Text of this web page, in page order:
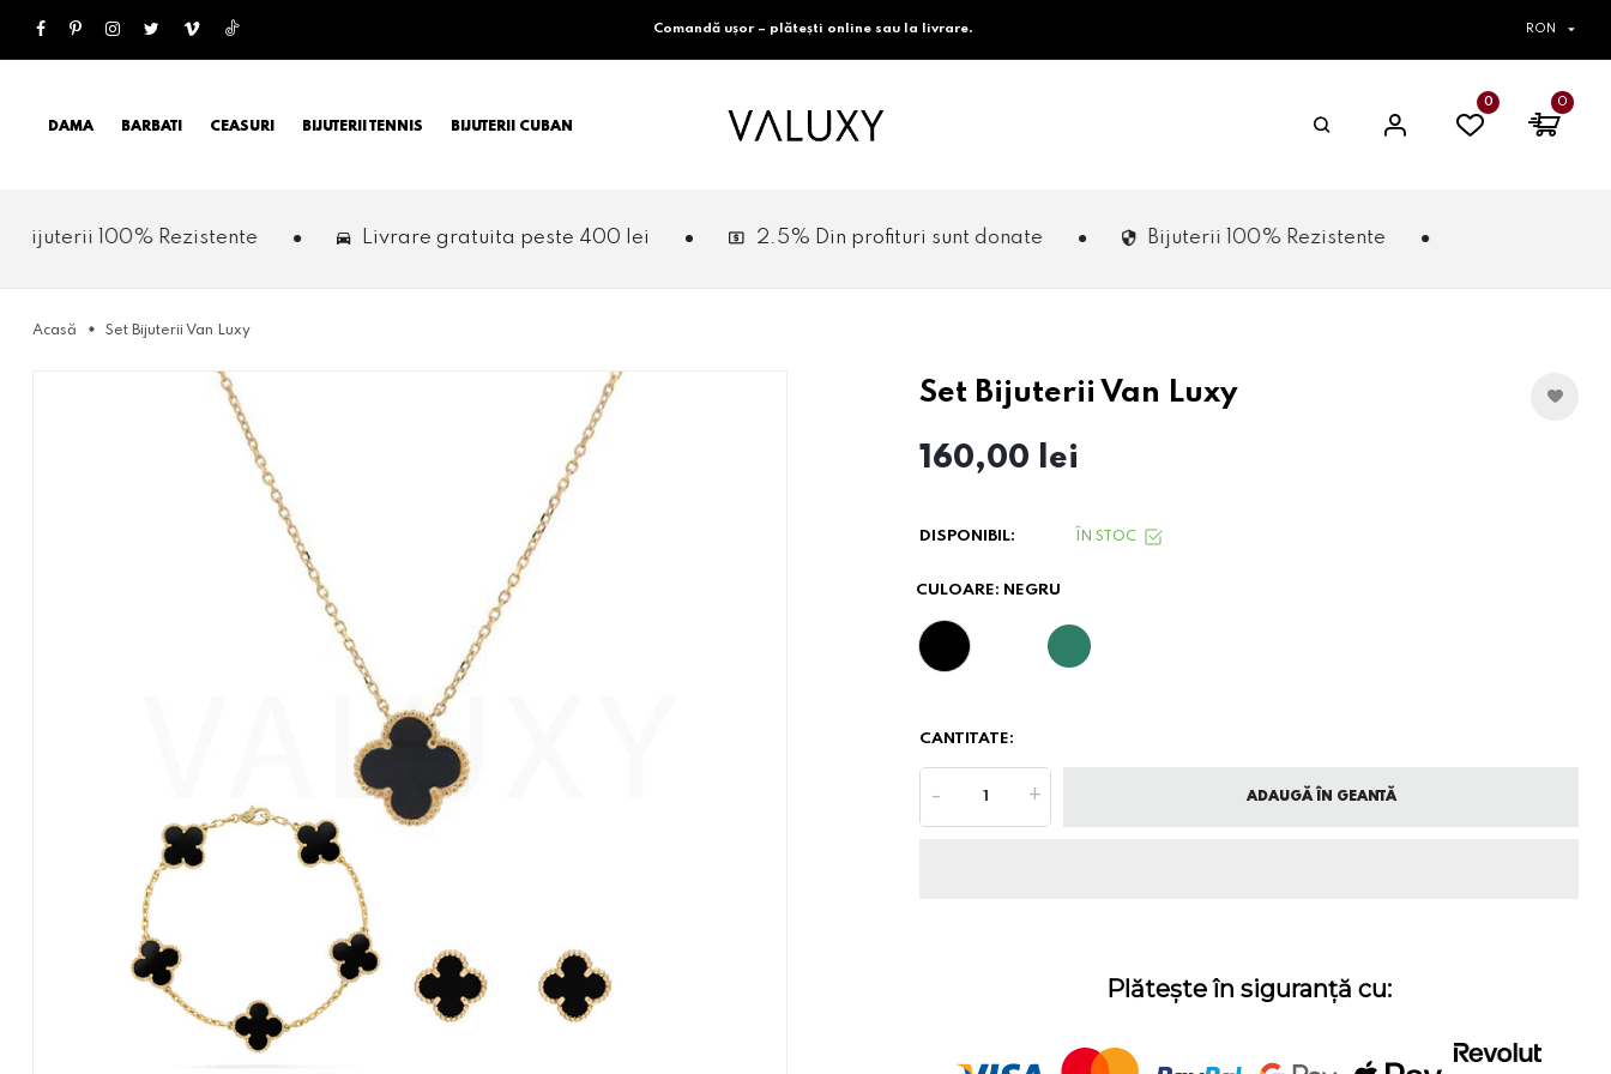
Comandă ușor – plătești online sau la livrare. RON
DAMA BARBATI CEASURI BIJUTERII TENNIS BIJUTERII CUBAN
0 0
Rezistente Livrare gratuita peste 400 lei 2.5% Din profituri sunt donate Bijuterii 100% Rezistente
Acasă Set Bijuterii Van Luxy
Set Bijuterii Van Luxy
160,00 lei
DISPONIBIL: ÎN STOC
CULOARE: NEGRU
CANTITATE:
- + ADAUGĂ ÎN GEANTĂ
Plătește în siguranță cu: